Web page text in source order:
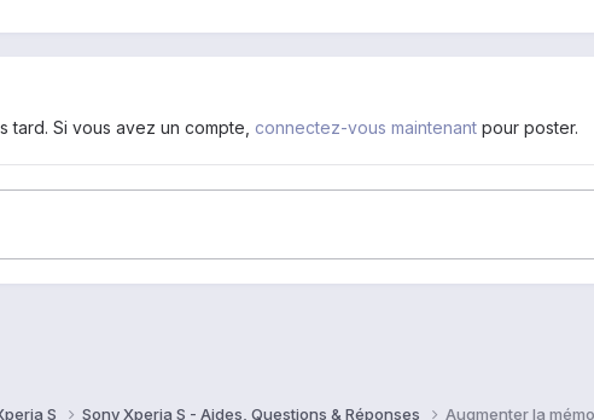
Si vous avez un compte, connectez-vous maintenant pour poster.
S Sony Xperia S - Aides, Questions & Réponses Augmenter la